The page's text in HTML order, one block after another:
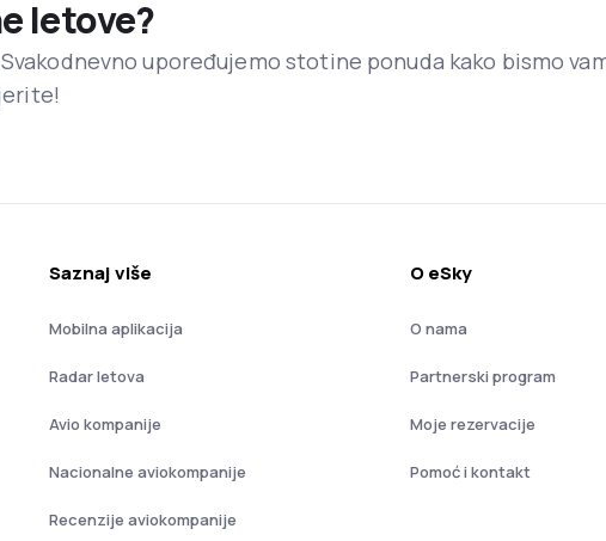
letove?
upoređujemo stotine ponuda kako bismo
Saznaj više
Mobilna aplikacija
Radar letova
Avio kompanije
Nacionalne aviokompanije
Recenzije aviokompanije
O eSky
O nama
Partnerski program
Moje rezervacije
Pomoć i kontakt